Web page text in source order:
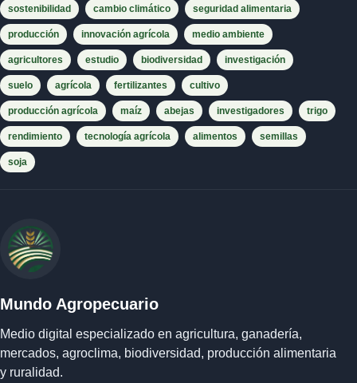
sostenibilidad cambio climático seguridad alimentaria
producción innovación agrícola medio ambiente
agricultores estudio biodiversidad investigación
suelo agrícola fertilizantes cultivo
producción agrícola maíz abejas investigadores trigo
rendimiento tecnología agrícola alimentos semillas
soja
Mundo Agropecuario
Medio digital especializado en agricultura, ganadería,
mercados, agroclima, biodiversidad, producción alimentaria
y ruralidad.